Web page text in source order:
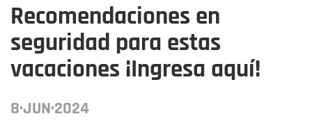
Recomendaciones en
seguridad para estas
vacaciones ¡Ingresa aquí!
8·JUN·2024